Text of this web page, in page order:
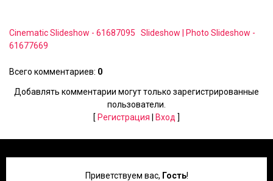
Cinematic Slideshow - 61687095
Slideshow | Photo Slideshow -
61677669
Всего комментариев: 0
Добавлять комментарии могут только зарегистрированные
пользователи.
[ Регистрация Вход ]
Приветствуем вас, Гость!